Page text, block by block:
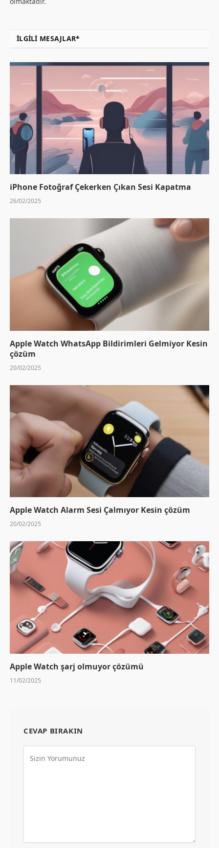
İLGILI MESAJLAR*
iPhone Fotoğraf Çekerken Çıkan Sesi Kapatma
26/02/2025
Apple Watch WhatsApp Bildirimleri Gelmiyor Kesin
çözüm
20/02/2025
Apple Watch Alarm Sesi Çalmıyor Kesin çözüm
20/02/2025
Apple Watch şarj olmuyor çözümü
11/02/2025
CEVAP BIRAKIN